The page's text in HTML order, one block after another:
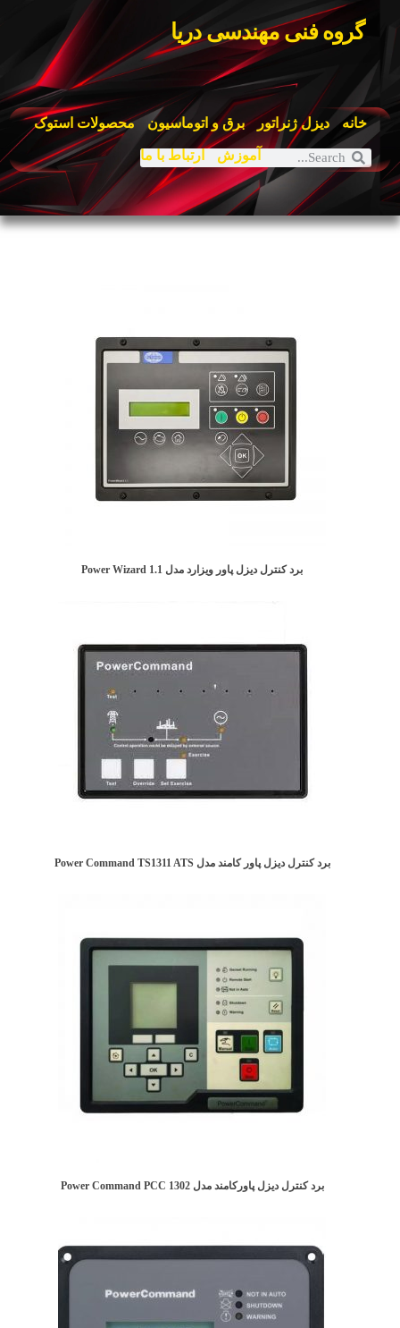
گروه فنی مهندسی دریا
خانه دیزل ژنراتور برق و اتوماسیون محصولات استوک
آموزش ارتباط با ما
برد کنترل دیزل پاور ویزارد مدل Power Wizard 1.1
برد کنترل دیزل پاور کامند مدل Power Command TS1311 ATS
برد کنترل دیزل پاورکامند مدل Power Command PCC 1302